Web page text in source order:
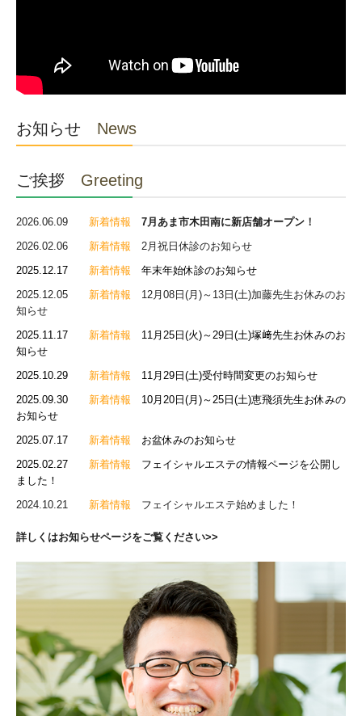
お知らせ News
ご挨拶 Greeting
2026.06.09 新着情報 7月あま市木田南に新店舗オープン ！
2026.02.06 新着情報 2月祝日休診のお知らせ
2025.12. 17 新着情報
年末年始休診のお知らせ
2025.12.05 新着情報 12月08日(月)～13日(土)加藤先生お休みのお
知らせ
2025.11.17
新着情報 11月25日(火)～29日(土)塚﨑先生お休みのお
知らせ
2025.10.29
新着情報
11月29日(土)受付時間変更のお知らせ
2025.09.30
新着情報 10月20日(月)～25日(土)恵飛須先生お休みの
お知らせ
2025.07.17
新着情報
お盆休みのお知らせ
2025.02.27
新着情報
フェイシャルエステの情報ページを公開し
ました！
2024.10.21 新着情報 フェイシャルエステ始めました！
詳しくはお知らせページをご覧ください>>